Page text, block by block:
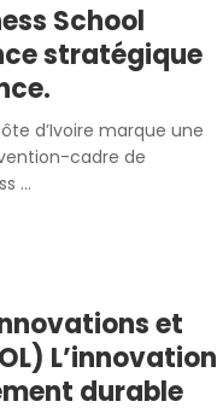
School
stratégique
d’Ivoire marque une
cadre de
...
et
L’innovation
durable